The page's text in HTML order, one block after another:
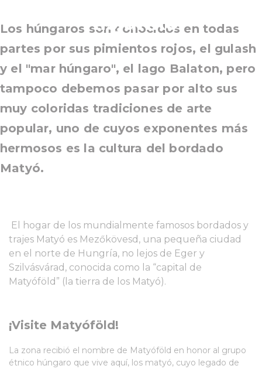
Kisjankó
Los húngaros son conocidos en todas
partes por sus pimientos rojos, el gulash
y el "mar húngaro", el lago Balaton, pero
tampoco debemos pasar por alto sus
muy coloridas tradiciones de arte
popular, uno de cuyos exponentes más
hermosos es la cultura del bordado
Matyó.
El hogar de los mundialmente famosos bordados y
trajes Matyó es Mezőkövesd, una pequeña ciudad
en el norte de Hungría, no lejos de Eger y
Szilvásvárad, conocida como la “capital de
Matyóföld” (la tierra de los Matyó).
¡Visite Matyóföld!
La zona recibió el nombre de Matyóföld en honor al grupo
étnico húngaro que vive aquí, los matyó, cuyo legado de